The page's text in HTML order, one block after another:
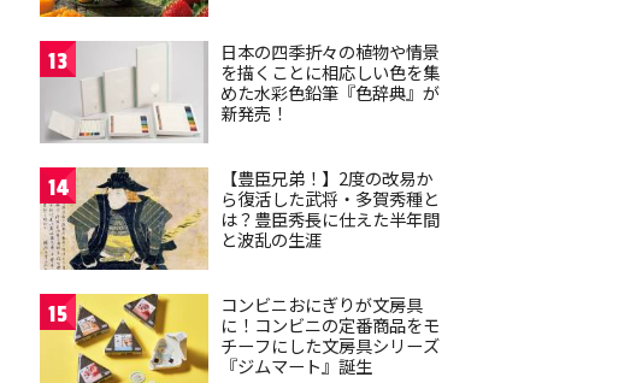
13
日本の四季折々の植物や情景
を描くことに相応しい色を集
めた水彩色鉛筆『色辞典』が
新発売！
14
【豊臣兄弟！】2度の改易か
ら復活した武将・多賀秀種と
は？豊臣秀長に仕えた半年間
と波乱の生涯
15
コンビニおにぎりが文房具
に！コンビニの定番商品をモ
チーフにした文房具シリーズ
『ジムマート』誕生